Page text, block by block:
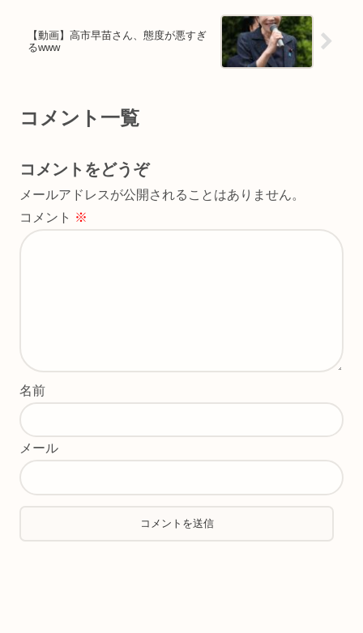
【動画】高市早苗さん、態度が悪すぎ
るwww
コメント一覧
コメントをどうぞ
メールアドレスが公開されることはありません。
コメント ※
名前
メール